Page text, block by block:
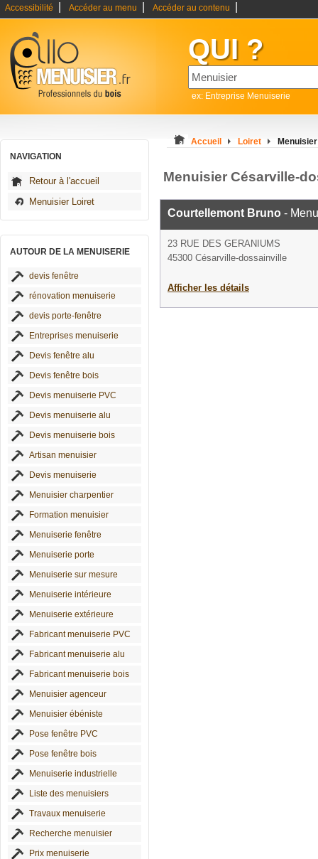
Accessibilité Accéder au menu Accéder au contenu
QUI ?
ex: Entreprise Menuiserie
NAVIGATION
Retour à l'accueil
Menuisier Loiret
AUTOUR DE LA MENUISERIE
devis fenêtre
rénovation menuiserie
devis porte-fenêtre
Entreprises menuiserie
Devis fenêtre alu
Devis fenêtre bois
Devis menuiserie PVC
Devis menuiserie alu
Devis menuiserie bois
Artisan menuisier
Devis menuiserie
Menuisier charpentier
Formation menuisier
Menuiserie fenêtre
Menuiserie porte
Menuiserie sur mesure
Menuiserie intérieure
Menuiserie extérieure
Fabricant menuiserie PVC
Fabricant menuiserie alu
Fabricant menuiserie bois
Menuisier agenceur
Menuisier ébéniste
Pose fenêtre PVC
Pose fenêtre bois
Menuiserie industrielle
Liste des menuisiers
Travaux menuiserie
Recherche menuisier
Prix menuiserie
Accueil Loiret
Menuisier Césarville-
Courtellemont Bruno -
23 RUE DES GERANIUMS
45300 Césarville-dossainville
Afficher les détails